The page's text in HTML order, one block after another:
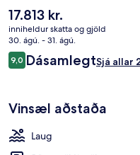
sólarhringinn eru einnig á
ýmsum öðrum þægindum.
Hjálpsamt starfsfólk og góð
gististaðarins að mati
ekki langt að fara til að
lestarstöðin er í 11 mínútna
Núverandi
verð
er
17.813 kr.
17.813 kr.
inniheldur skatta og gjöld
30. ágú. - 31. ágú.
Umsagnir
9,09,0 af 10
DásamlegtSjá allar
Vinsæl aðstaða
Laug